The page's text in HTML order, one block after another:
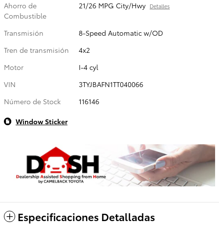
Ahorro de
Combustible
21/26 MPG City/Hwy Detalles
Transmisión
8-Speed Automatic w/OD
Tren de transmisión
4x2
Motor
I-4 cyl
VIN
3TYJBAFN1TT040066
Número de Stock
116146
Window Sticker
Especificaciones Detalladas